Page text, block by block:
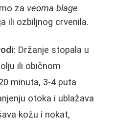
za veoma blage
ili ozbiljnog crvenila.
Držanje stopala u
ili običnom
minuta, 3-4 puta
otoka i ublažava
kožu i nokat,